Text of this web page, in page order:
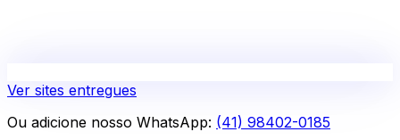
Ver sites entregues
Ou adicione nosso WhatsApp: (41) 98402-0185